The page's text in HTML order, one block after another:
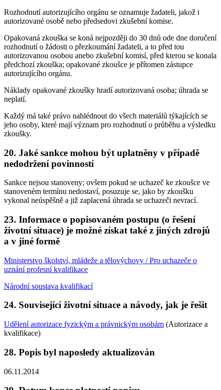
Rozhodnutí autorizujícího orgánu se oznamuje žadateli, jakož i
autorizované osobě nebo předsedovi zkušební komise.
Opakovaná zkouška se koná nejpozději do 30 dnů ode dne doručení
rozhodnutí o žádosti o přezkoumání žadateli, a to před tou
autorizovanou osobou anebo zkušební komisí, před kterou se konala
předchozí zkouška; opakované zkoušce je přítomen zástupce
autorizujícího orgánu.
Náklady opakované zkoušky hradí autorizovaná osoba; úhrada se
neplatí.
Každý má také právo nahlédnout do všech materiálů týkajících se
jeho osoby, které mají význam pro rozhodnutí o průběhu a výsledku
zkoušky.
20. Jaké sankce mohou být uplatněny v případě
nedodržení povinností
Sankce nejsou stanoveny; ovšem pokud se uchazeč ke zkoušce ve
stanoveném termínu nedostaví, posuzuje se, jako by zkoušku
vykonal neúspěšně a již zaplacená úhrada se uchazeči nevrací.
23. Informace o popisovaném postupu (o řešení
životní situace) je možné získat také z jiných zdrojů
a v jiné formě
Ministerstvo školství, mládeže a tělovýchovy / Pro uchazeče o
uznání profesní kvalifikace
Národní soustava kvalifikací
24. Související životní situace a návody, jak je řešit
Udělení autorizace fyzickým a právnickým osobám (Autorizace a
kvalifikace)
28. Popis byl naposledy aktualizován
06.11.2014